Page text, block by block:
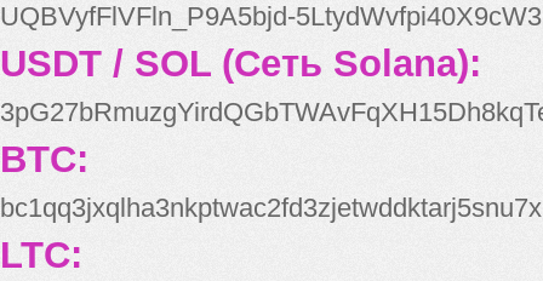
UQBVyfFlVFln_P9A5bjd-
USDT / SOL (Сеть Solana):
BTC:
bc1qq3jxqlha3nkptwac2fd3zjetwddktarj5snu7x
LTC: